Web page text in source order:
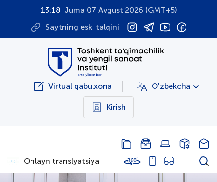
13:18 Juma 07 Avgust 2026 (GMT+5)
Saytning eski talqini
Virtual qabulxona O'zbekcha
Kirish
Onlayn translyatsiya